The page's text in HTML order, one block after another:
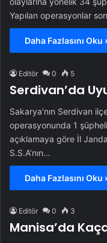
Yapılan operasyonlar
Daha Fazlasını Oku
Editör 0 5
Serdivan’da
Sakarya’nın Serdivan
operasyonunda 1 şüpheli
açıklamaya göre İl
S.S.A’nın…
Daha Fazlasını Oku
Editör 0 3
Manisa’da